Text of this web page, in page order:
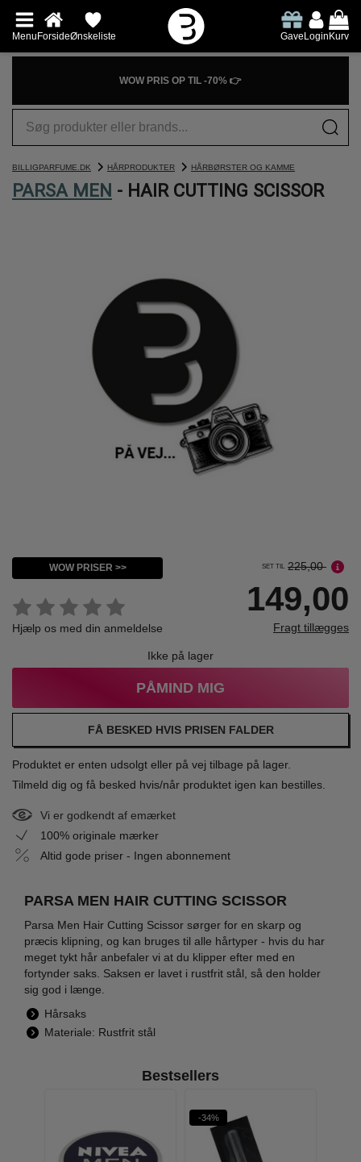
MenuForsideØnskeliste GaveLoginKurv
WOW PRIS OP TIL -70% 👉
BILLIGPARFUME.DK HÅRPRODUKTER HÅRBØRSTER OG KAMME
PARSA MEN - HAIR CUTTING SCISSOR
WOW PRISER >>
Hjælp os med din anmeldelse
SET TIL 225,00
149,00
Fragt tillægges
Ikke på lager
PÅMIND MIG
FÅ BESKED HVIS PRISEN FALDER
Produktet er enten udsolgt eller på vej tilbage på lager.
Tilmeld dig og få besked hvis/når produktet igen kan bestilles.
Vi er godkendt af emærket
100% originale mærker
Altid gode priser - Ingen abonnement
PARSA MEN HAIR CUTTING SCISSOR
Parsa Men Hair Cutting Scissor sørger for en skarp og
præcis klipning, og kan bruges til alle hårtyper - hvis du har
meget tykt hår anbefaler vi at du klipper efter med en
fortynder saks. Saksen er lavet i rustfrit stål, så den holder
sig god i længe.
Hårsaks
Materiale: Rustfrit stål
Bestsellers
-34%